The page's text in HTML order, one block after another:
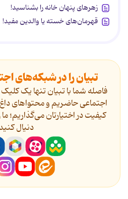
زهرهای پنهان خانه را بشناسید!
قهرمان‌های خسته یا والدین مفید!
تبیان را در شبکه‌های
فاصله شما با تبیان تنها یک
اجتماعی حاضریم و محتواهای
کیفیت در اختیارتان می‌گذاریم؛
دنیال